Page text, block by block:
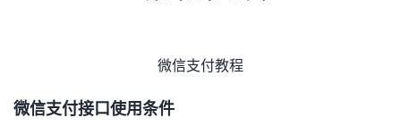
微信支付教程
微信支付接口使用条件